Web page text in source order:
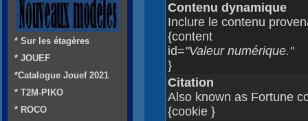
Contenu dynamique
Inclure le contenu
{content
id="Valeur numérique."
}
Citation
Also known as Fortune
{cookie }
* Sur les étagères
* JOUEF
*Catalogue Jouef 2021
* T2M-PIKO
* ROCO